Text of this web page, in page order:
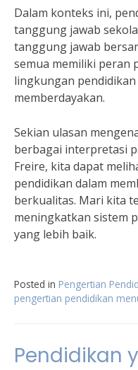
Dalam konteks ini,
tanggung jawab
tanggung jawab
semua memiliki peran
lingkungan
memberdayakan.
Sekian ulasan
berbagai interpretasi
Freire, kita dapat
pendidikan dalam
berkualitas. Mari kita
meningkatkan sistem
yang lebih baik.
Posted in Pengertian
pengertian pendidikan
Pendidikan